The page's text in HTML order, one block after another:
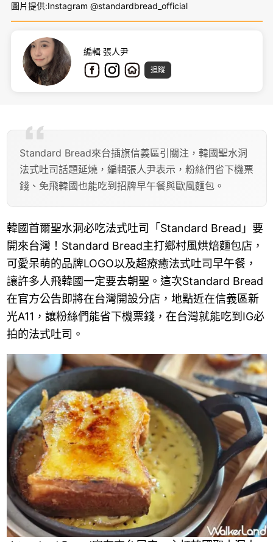
圖片提供:Instagram @standardbread_official
編輯 張人尹
追蹤
Standard Bread來台插旗信義區引關注，韓國聖水洞
法式吐司話題延燒，編輯張人尹表示，粉絲們省下機票
錢、免飛韓國也能吃到招牌早午餐與歐風麵包。
韓國首爾聖水洞必吃法式吐司「Standard Bread」要
開來台灣！Standard Bread主打鄉村風烘焙麵包店，
可愛呆萌的品牌LOGO以及超療癒法式吐司早午餐，
讓許多人飛韓國一定要去朝聖。這次Standard Bread
在官方公告即將在台灣開設分店，地點近在信義區新
光A11，讓粉絲們能省下機票錢，在台灣就能吃到IG必
拍的法式吐司。